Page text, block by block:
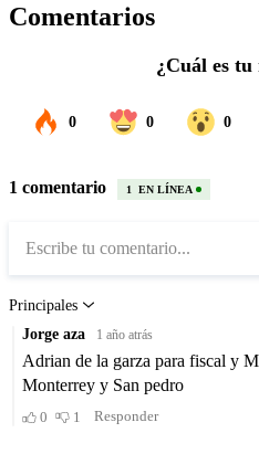
Comentarios